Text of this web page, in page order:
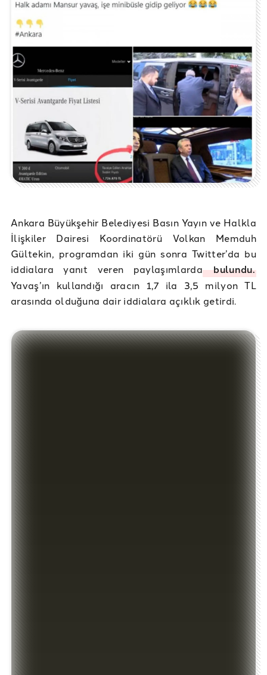
Ankara Büyükşehir Belediyesi Basın Yayın ve Halkla
İlişkiler Dairesi Koordinatörü Volkan Memduh
Gültekin, programdan iki gün sonra Twitter’da bu
iddialara yanıt veren paylaşımlardabulundu.
Yavaş’ın kullandığı aracın 1,7 ila 3,5 milyon TL
arasında olduğuna dair iddialara açıklık getirdi.